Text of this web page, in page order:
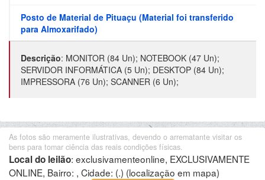
Posto de Material de Pituaçu (Material foi transferido
para Almoxarifado)
Descrição: MONITOR (84 Un); NOTEBOOK (47 Un);
SERVIDOR INFORMÁTICA (5 Un); DESKTOP (84 Un);
IMPRESSORA (76 Un); SCANNER (6 Un);
As fotos são meramente ilustrativas, devendo o arrematante visitar os
bens para tomar ciência das reais condições físicas.
Local do leilão: exclusivamenteonline, EXCLUSIVAMENTE
ONLINE, Bairro: , Cidade: (.) (localização em mapa)